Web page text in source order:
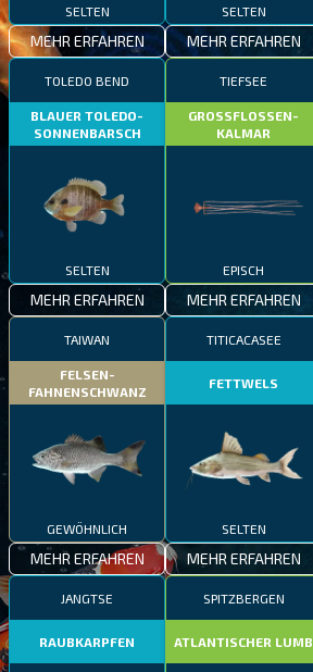
SELTEN
MEHR ERFAHREN
SELTEN
MEHR ERFAHREN
TOLEDO BEND
BLAUER TOLEDO-
SONNENBARSCH
SELTEN
MEHR ERFAHREN
TIEFSEE
GROSSFLOSSEN-
KALMAR
EPISCH
MEHR ERFAHREN
TAIWAN
FELSEN-
FAHNENSCHWANZ
GEWÖHNLICH
MEHR ERFAHREN
TITICACASEE
FETTWELS
SELTEN
MEHR ERFAHREN
JANGTSE
RAUBKARPFEN
SPITZBERGEN
ATLANTISCHER LUMB